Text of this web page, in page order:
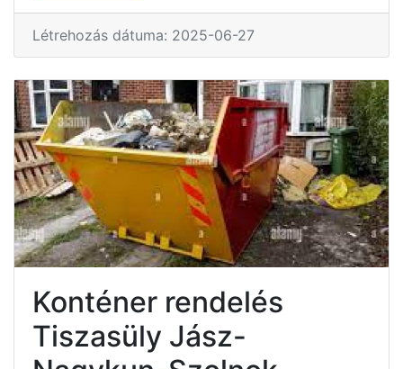
Létrehozás dátuma: 2025-06-27
Konténer rendelés
Tiszasüly Jász-